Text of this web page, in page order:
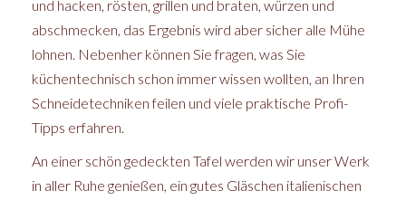
und hacken, rösten, grillen und braten, würzen und
abschmecken, das Ergebnis wird aber sicher alle Mühe
lohnen. Nebenher können Sie fragen, was Sie
küchentechnisch schon immer wissen wollten, an Ihren
Schneidetechniken feilen und viele praktische Profi-
Tipps erfahren.
An einer schön gedeckten Tafel werden wir unser Werk
in aller Ruhe genießen, ein gutes Gläschen italienischen